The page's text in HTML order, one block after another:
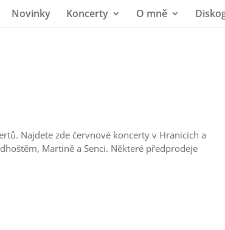
Novinky Koncerty O mně
Najdete zde červnové koncerty v Hranicích a
Martině a Senci. Některé předprodeje